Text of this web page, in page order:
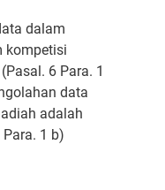
dalam
kompetisi
6 Para. 1
data
adalah
1 b)